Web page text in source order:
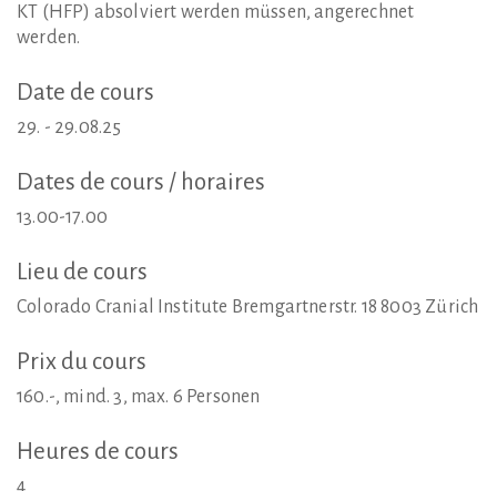
KT (HFP) absolviert werden müssen, angerechnet
werden.
Date de cours
29. - 29.08.25
Dates de cours / horaires
13.00-17.00
Lieu de cours
Colorado Cranial Institute Bremgartnerstr. 18 8003 Zürich
Prix du cours
160.-, mind. 3, max. 6 Personen
Heures de cours
4